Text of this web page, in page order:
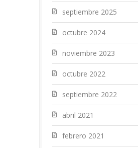
septiembre 2025
octubre 2024
noviembre 2023
octubre 2022
septiembre 2022
abril 2021
febrero 2021